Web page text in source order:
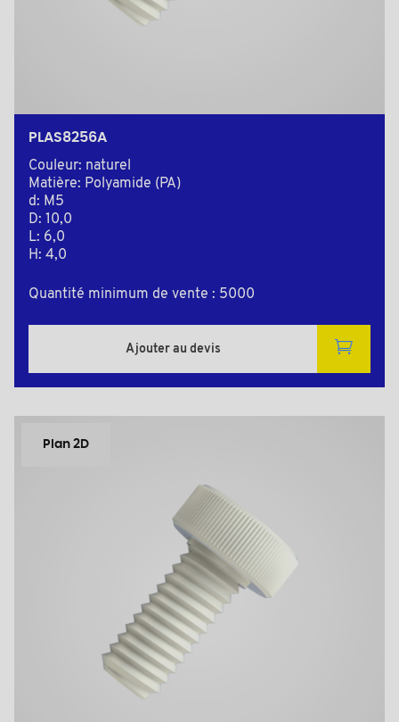
PLAS8256A
Couleur: naturel
Matière: Polyamide (PA)
d: M5
D: 10,0
L: 6,0
H: 4,0
Quantité minimum de vente : 5000
Ajouter au devis
Plan 2D